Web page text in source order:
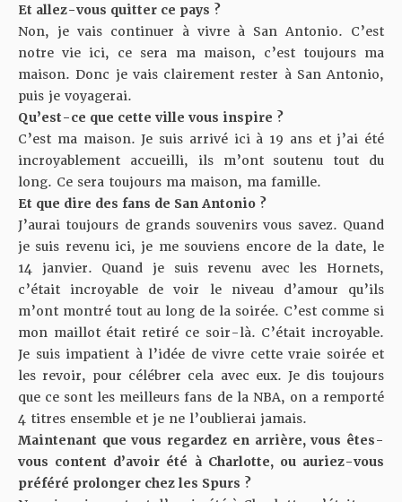
Et allez-vous quitter ce pays ?
Non, je vais continuer à vivre à San Antonio. C’est
notre vie ici, ce sera ma maison, c’est toujours ma
maison. Donc je vais clairement rester à San Antonio,
puis je voyagerai.
Qu’est-ce que cette ville vous inspire ?
C’est ma maison. Je suis arrivé ici à 19 ans et j’ai été
incroyablement accueilli, ils m’ont soutenu tout du
long. Ce sera toujours ma maison, ma famille.
Et que dire des fans de San Antonio ?
J’aurai toujours de grands souvenirs vous savez. Quand
je suis revenu ici, je me souviens encore de la date, le
14 janvier. Quand je suis revenu avec les Hornets,
c’était incroyable de voir le niveau d’amour qu’ils
m’ont montré tout au long de la soirée. C’est comme si
mon maillot était retiré ce soir-là. C’était incroyable.
Je suis impatient à l’idée de vivre cette vraie soirée et
les revoir, pour célébrer cela avec eux. Je dis toujours
que ce sont les meilleurs fans de la NBA, on a remporté
4 titres ensemble et je ne l’oublierai jamais.
Maintenant que vous regardez en arrière, vous êtes-
vous content d’avoir été à Charlotte, ou auriez-vous
préféré prolonger chez les Spurs ?